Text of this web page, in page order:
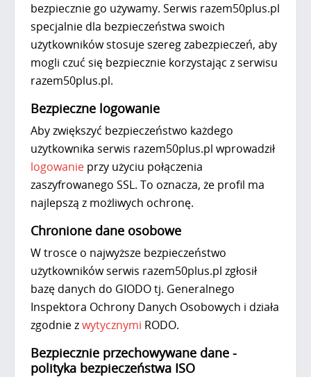
bezpiecznie go używamy. Serwis razem50plus.pl
specjalnie dla bezpieczeństwa swoich
użytkowników stosuje szereg zabezpieczeń, aby
mogli czuć się bezpiecznie korzystając z serwisu
razem50plus.pl.
Bezpieczne logowanie
Aby zwiększyć bezpieczeństwo każdego
użytkownika serwis razem50plus.pl wprowadził
logowanieprzy użyciu połączenia
zaszyfrowanego SSL. To oznacza, że profil ma
najlepszą z możliwych ochronę.
Chronione dane osobowe
W trosce o najwyższe bezpieczeństwo
użytkowników serwis razem50plus.pl zgłosił
bazę danych do GIODO tj. Generalnego
Inspektora Ochrony Danych Osobowych i działa
zgodnie zwytycznymi RODO.
Bezpiecznie przechowywane dane -
polityka bezpieczeństwa ISO